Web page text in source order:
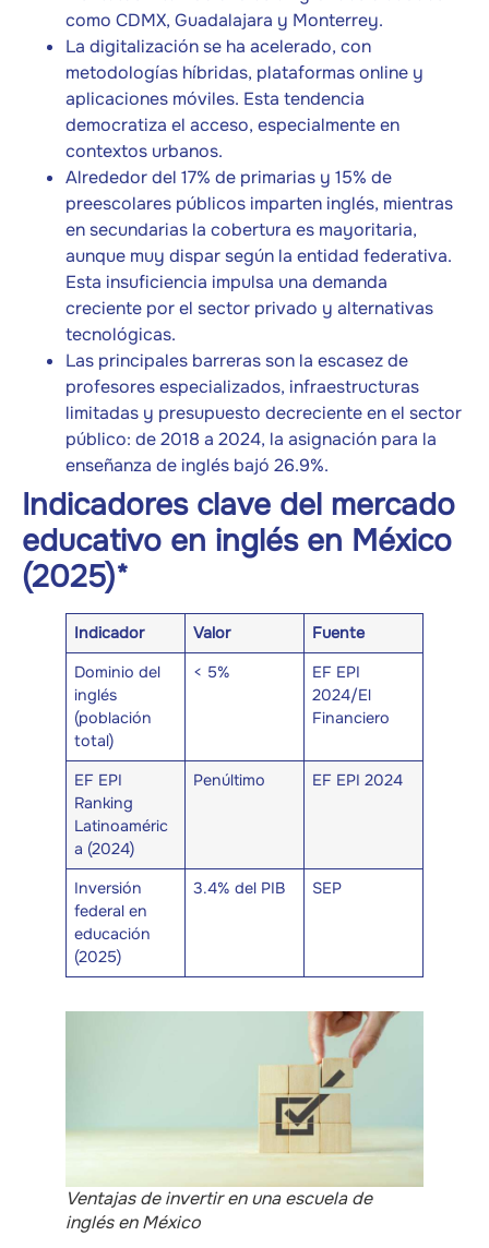
como CDMX, Guadalajara y Monterrey.
La digitalización se ha acelerado, con
metodologías híbridas, plataformas online y
aplicaciones móviles. Esta tendencia
democratiza el acceso, especialmente en
contextos urbanos.
Alrededor del 17% de primarias y 15% de
preescolares públicos imparten inglés, mientras
en secundarias la cobertura es mayoritaria,
aunque muy dispar según la entidad federativa.
Esta insuficiencia impulsa una demanda
creciente por el sector privado y alternativas
tecnológicas.
Las principales barreras son la escasez de
profesores especializados, infraestructuras
limitadas y presupuesto decreciente en el sector
público: de 2018 a 2024, la asignación para la
enseñanza de inglés bajó 26.9%.
Indicadores clave del mercado
educativo en inglés en México
(2025)*
Indicador Valor
Fuente
Dominio del
inglés
(población
total)
< 5%
EF EPI
2024/El
Financiero
EF EPI
Ranking
Latinoaméric
a (2024)
Penúltimo EF EPI 2024
Inversión
federal en
educación
(2025)
3.4% del PIB SEP
Ventajas de invertir en una escuela de
inglés en México